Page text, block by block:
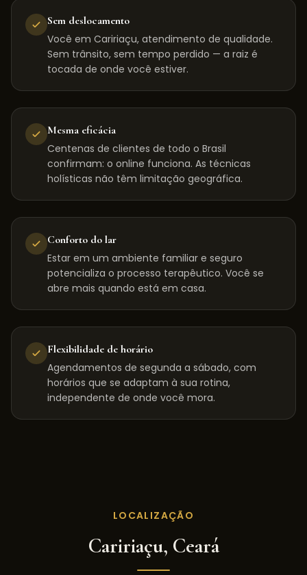
Sem deslocamento
Você em Caririaçu, atendimento de qualidade.
Sem trânsito, sem tempo perdido — a raiz é
tocada de onde você estiver.
Mesma eficácia
Centenas de clientes de todo o Brasil
confirmam: o online funciona. As técnicas
holísticas não têm limitação geográfica.
Conforto do lar
Estar em um ambiente familiar e seguro
potencializa o processo terapêutico. Você se
abre mais quando está em casa.
Flexibilidade de horário
Agendamentos de segunda a sábado, com
horários que se adaptam à sua rotina,
independente de onde você mora.
LOCALIZAÇÃO
Caririaçu, Ceará